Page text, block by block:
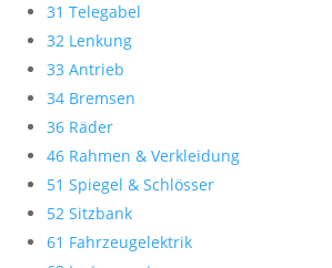
31 Telegabel
32 Lenkung
33 Antrieb
34 Bremsen
36 Räder
46 Rahmen & Verkleidung
51 Spiegel & Schlösser
52 Sitzbank
61 Fahrzeugelektrik